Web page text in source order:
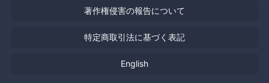
著作権侵害の報告について
特定商取引法に基づく表記
English